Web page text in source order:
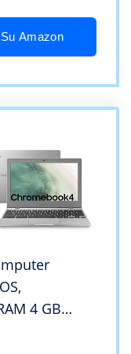
Amazon
4 GB
Full HD